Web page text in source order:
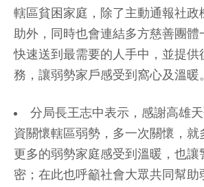
轄區貧困家庭，除了主動通報社政
助外，同時也會連結多方慈善團體
快速送到最需要的人手中，並提供
務，讓弱勢家戶感受到窩心及溫暖。
分局長王志中表示，感謝高雄
資關懷轄區弱勢，多一次關懷，就
更多的弱勢家庭感受到溫暖，也讓
密；在此也呼籲社會大眾共同幫助